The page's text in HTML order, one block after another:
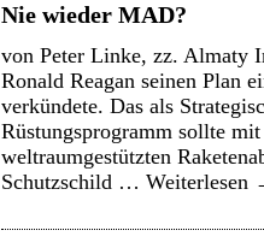
Nie wieder MAD?
von Peter Linke, zz. Almaty
Ronald Reagan seinen Plan
verkündete. Das als
Rüstungsprogramm sollte
weltraumgestützten
Schutzschild … Weiterlesen